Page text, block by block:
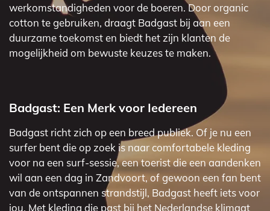
werkomstandigheden voor de boeren. Door organic
cotton te gebruiken, draagt Badgast bij aan een
duurzame toekomst en biedt het zijn klanten de
mogelijkheid om bewuste keuzes te maken.
Badgast: Een Merk voor Iedereen
Badgast richt zich op een breed publiek. Of je nu een
surfer bent die op zoek is naar comfortabele kleding
voor na een surf-sessie, een toerist die een aandenken
wil aan een dag in Zandvoort, of gewoon een fan bent
van de ontspannen strandstijl, Badgast heeft iets voor
jou. Met kleding die past bij het Nederlandse klimaat